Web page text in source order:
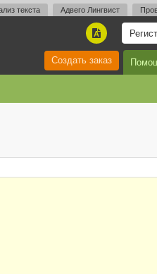
текста Адвего Лингвист
A
Создать заказ